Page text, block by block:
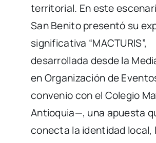
territorial. En este
San Benito presentó su
significativa “MACTURIS”,
desarrollada desde la
en Organización de
convenio con el Colegio
Antioquia—, una apuesta
conecta la identidad local,